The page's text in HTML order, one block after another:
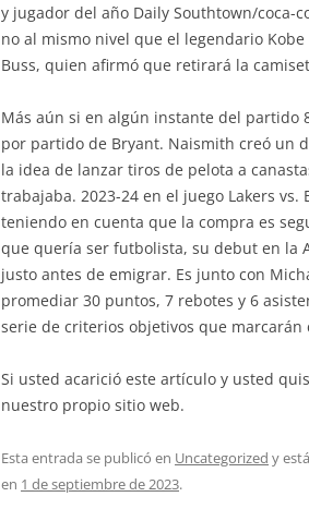
y jugador del año Daily Southtown/coca-
no al mismo nivel que el legendario
Buss, quien afirmó que retirará la
Más aún si en algún instante del partido
por partido de Bryant. Naismith creó un
la idea de lanzar tiros de pelota a
trabajaba. 2023-24 en el juego Lakers
teniendo en cuenta que la compra es
que quería ser futbolista, su debut en la
justo antes de emigrar. Es junto con
promediar 30 puntos, 7 rebotes y 6
serie de criterios objetivos que marcarán
Si usted acarició este artículo y usted
nuestro propio sitio web.
Esta entrada se publicó en Uncategorized y
en 1 de septiembre de 2023.